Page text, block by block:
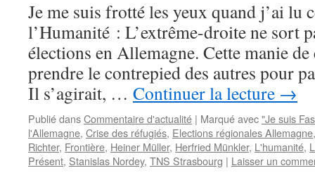
Je me suis frotté les yeux quand j’ai lu
l’Humanité : L’extrême-droite ne sort
élections en Allemagne. Cette manie
prendre le contrepied des autres pour
Il s’agirait, … Continuer la lecture →
Publié dansCommentaire d'actualité | Marqué avec"Je suis
l'Allemagne, Crise des réfugiés, Elections régionales Allemagne
Richter, Frontière, Heiner Müller, Herfried Münkler, L'humanité,
Présent, Stanislas Nordey, TNS Strasbourg | Laisser un